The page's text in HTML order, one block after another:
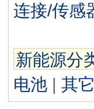
连接/传感
新能源分
电池 | 其